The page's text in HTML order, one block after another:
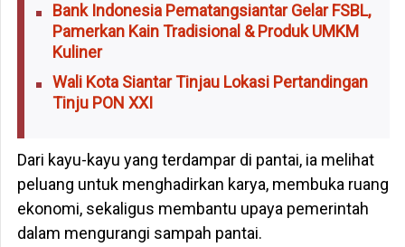
Bank Indonesia Pematangsiantar Gelar FSBL,
Pamerkan Kain Tradisional & Produk UMKM
Kuliner
Wali Kota Siantar Tinjau Lokasi Pertandingan
Tinju PON XXI
Dari kayu-kayu yang terdampar di pantai, ia melihat
peluang untuk menghadirkan karya, membuka ruang
ekonomi, sekaligus membantu upaya pemerintah
dalam mengurangi sampah pantai.